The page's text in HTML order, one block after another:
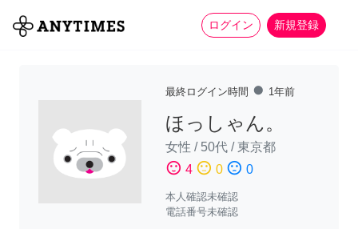
ログイン 新規登録
全て 家事 more_horiz
最終ログイン時間 fiber_manual_record 1年前
ほっしゃん。
女性 / 50代 /東京都
sentiment_satisfied 4 sentiment_neutral 0 sentiment_dissatisfied 0
本人確認未確認
電話番号未確認